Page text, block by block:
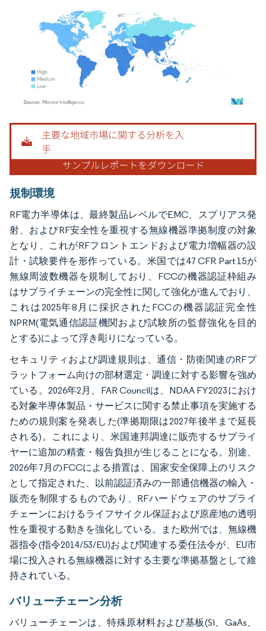
画像 © Mordor Intelligence。再利用にはCC BY 4.0の表示が必要です。
規制環境
RF電力半導体は、最終製品レベルでEMC、スプリアス発
射、およびRF安全性を重視する無線機器準拠制度の対象
となり、これがRFフロントエンドおよび電力増幅器の設
計・試験要件を形作っている。米国では47 CFR Part 15が
無線周波数機器を規制しており、FCCの機器認証枠組み
はサプライチェーンの完全性に関して強化が進んでおり、
これは2025年8月に採択されたFCCの機器認証完全性
NPRM(電気通信認証機関および試験所の監督強化を目的
とする)によって浮き彫りになっている。
セキュリティおよび調達規則は、通信・防衛関連のRFプ
ラットフォーム向けの部材選定・調達に対する影響を強め
ている。2026年2月、FAR Councilは、NDAA FY2023におけ
る対象半導体製品・サービスに関する禁止事項を実施する
ための規則案を発表した(準拠期限は2027年後半まで延長
される)。これにより、米国連邦調達に販売するサプライ
ヤーに追加の精査・報告負担が生じることになる。別途、
2026年7月のFCCによる措置は、国家安全保障上のリスク
として指定された、以前認証済みの一部通信機器の輸入・
販売を制限するものであり、RFハードウェアのサプライ
チェーンにおけるライフサイクル保証および原産地の透明
性を重視する動きを強化している。また欧州では、無線機
器指令(指令2014/53/EU)および関連する委任法令が、EU市
場に投入される無線機器に対する主要な準拠基盤として維
持されている。
バリューチェーン分析
バリューチェーンは、特殊原材料および基板(Si、GaAs、